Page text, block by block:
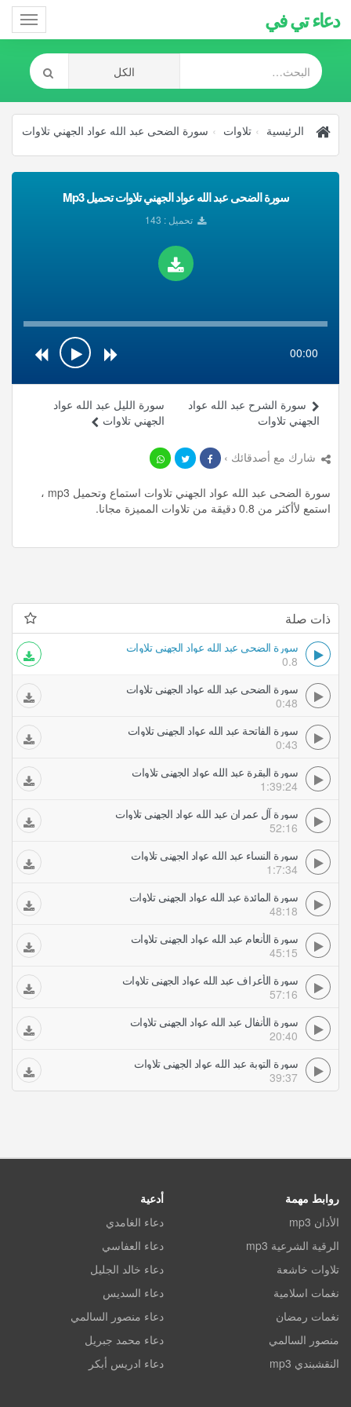
دعاء تي في
الرئيسية تلاوات سورة الضحى عبد الله عواد الجهني تلاوات
سورة الضحى عبد الله عواد الجهني تلاوات تحميل Mp3
تحميل : 143
00:00
سورة الليل عبد الله عواد
الجهني تلاوات
سورة الشرح عبد الله عواد
الجهني تلاوات
شارك مع أصدقائك ›
سورة الضحى عبد الله عواد الجهني تلاوات استماع وتحميل mp3 ،
استمع لأأكثر من 0.8 دقيقة من تلاوات المميزة مجانا.
ذات صلة
سورة الضحى عبد الله عواد الجهني تلاوات
0.8
سورة الضحى عبد الله عواد الجهني تلاوات
0:48
سورة الفاتحة عبد الله عواد الجهني تلاوات
0:43
سورة البقرة عبد الله عواد الجهني تلاوات
1:39:24
سورة آل عمران عبد الله عواد الجهني تلاوات
52:16
سورة النساء عبد الله عواد الجهني تلاوات
1:7:34
سورة المائدة عبد الله عواد الجهني تلاوات
48:18
سورة الأنعام عبد الله عواد الجهني تلاوات
45:15
سورة الأعراف عبد الله عواد الجهني تلاوات
57:16
سورة الأنفال عبد الله عواد الجهني تلاوات
20:40
سورة التوبة عبد الله عواد الجهني تلاوات
39:37
روابط مهمة
الأذان mp3
الرقية الشرعية mp3
تلاوات خاشعة
نغمات اسلامية
نغمات رمضان
منصور السالمي
النقشبندي mp3
أدعية
دعاء الغامدي
دعاء العفاسي
دعاء خالد الجليل
دعاء السديس
دعاء منصور السالمي
دعاء محمد جبريل
دعاء ادريس أبكر